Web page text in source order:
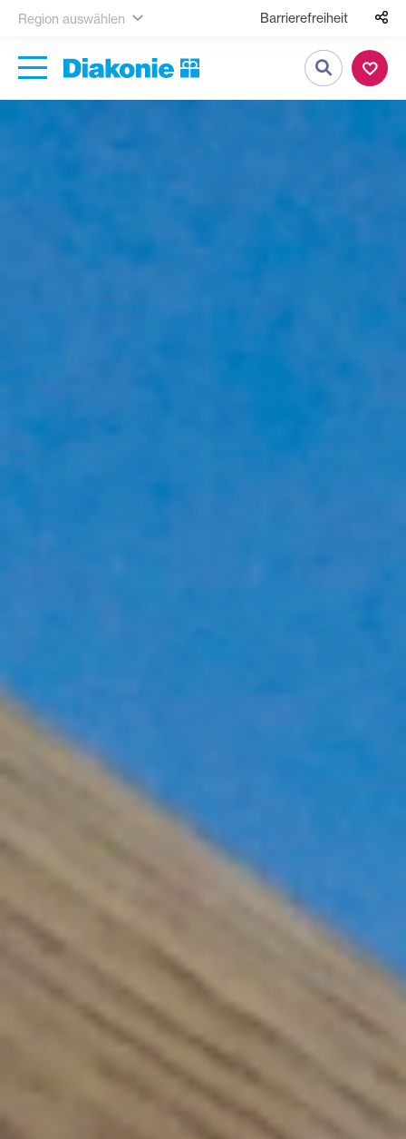
Region auswählen Barrierefreiheit
Suche